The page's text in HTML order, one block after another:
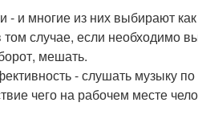
и многие из них выбирают
случае, если необходимо
мешать.
- слушать музыку по
чего на рабочем месте